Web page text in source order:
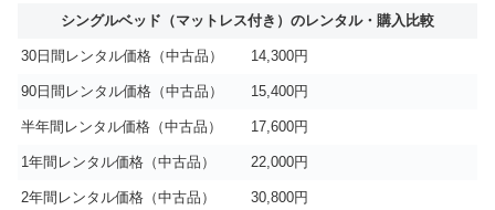
シングルベッド（マットレス付き）のレンタル・購入比較
30日間レンタル価格（中古品） 14,300円
90日間レンタル価格（中古品） 15,400円
半年間レンタル価格（中古品） 17,600円
1年間レンタル価格（中古品） 22,000円
2年間レンタル価格（中古品） 30,800円